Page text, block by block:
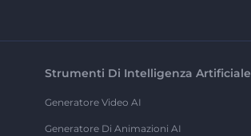
Strumenti Di Intelligenza Artificiale
Generatore Video AI
Generatore Di Animazioni AI